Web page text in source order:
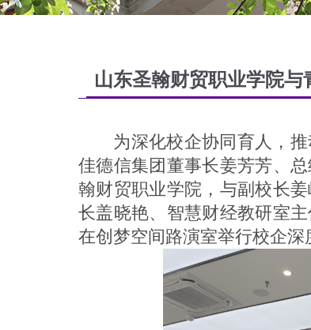
山东圣翰财贸职业学院
为深化校企协同育人，推
佳德信集团董事长姜芳芳、
翰财贸职业学院，与副校长
长盖晓艳、智慧财经教研室
在创梦空间路演室举行校企深